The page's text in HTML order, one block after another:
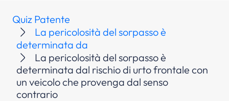
Quiz Patente
La pericolosità del sorpasso è
determinata da
La pericolosità del sorpasso è
determinata dal rischio di urto frontale con
un veicolo che provenga dal senso
contrario